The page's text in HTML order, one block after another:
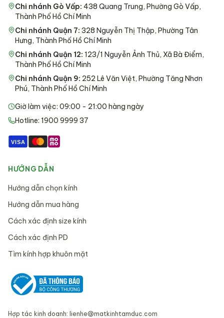
Chi nhánh Gò Vấp: 438 Quang Trung, Phường Gò Vấp,
Thành Phố Hồ Chí Minh
Chi nhánh Quận 7: 328 Nguyễn Thị Thập, Phường Tân
Hưng, Thành Phố Hồ Chí Minh
Chi nhánh Quận 12: 123/1 Nguyễn Ảnh Thủ, Xã Bà Điểm,
Thành Phố Hồ Chí Minh
Chi nhánh Quận 9: 252 Lê Văn Việt, Phường Tăng Nhơn
Phú, Thành Phố Hồ Chí Minh
Giờ làm việc: 09:00 - 21:00 hàng ngày
Hotline: 1900 9999 37
VISA
HƯỚNG DẪN
Hướng dẫn chọn kính
Hướng dẫn mua hàng
Cách xác định size kính
Cách xác định PD
Tìm kính hợp khuôn mặt
Hợp tác kinh doanh: lienhe@matkinhtamduc.com